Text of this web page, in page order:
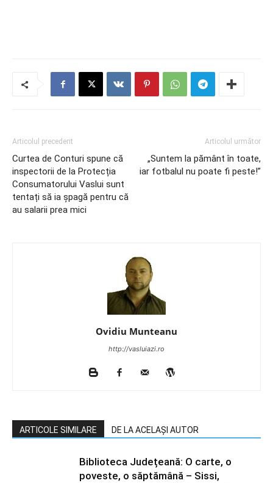
Articolul precedent
Curtea de Conturi spune că
inspectorii de la Protecția
Consumatorului Vaslui sunt
tentați să ia șpagă pentru că
au salarii prea mici
Articolul următor
„Suntem la pământ în toate,
iar fotbalul nu poate fi peste!”
Ovidiu Munteanu
http://vasluiazi.ro
ARTICOLE SIMILARE DE LA ACELAȘI AUTOR
Biblioteca Județeană: O carte, o
poveste, o săptămână – Sissi,